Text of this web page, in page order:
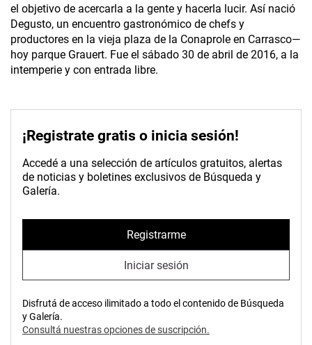
el objetivo de acercarla a la gente y hacerla lucir. Así nació
Degusto, un encuentro gastronómico de chefs y
productores en la vieja plaza de la Conaprole en Carrasco—
hoy parque Grauert. Fue el sábado 30 de abril de 2016, a la
intemperie y con entrada libre.
¡Registrate gratis o inicia sesión!
Accedé a una selección de artículos gratuitos, alertas
de noticias y boletines exclusivos de Búsqueda y
Galería.
Registrarme
Iniciar sesión
Disfrutá de acceso ilimitado a todo el contenido de Búsqueda
y Galería.
Consultá nuestras opciones de suscripción.